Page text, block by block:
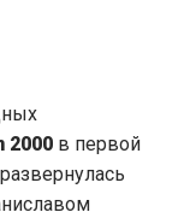
2000 в первой